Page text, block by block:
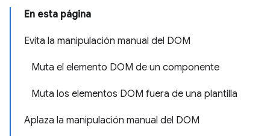
En esta página
Evita la manipulación manual del DOM
Muta el elemento DOM de un componente
Muta los elementos DOM fuera de una plantilla
Aplaza la manipulación manual del DOM